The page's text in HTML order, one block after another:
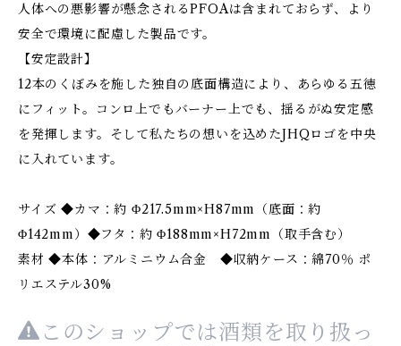
人体への悪影響が懸念されるPFOAは含まれておらず、より
安全で環境に配慮した製品です。
【安定設計】
12本のくぼみを施した独自の底面構造により、あらゆる五徳
にフィット。コンロ上でもバーナー上でも、揺るがぬ安定感
を発揮します。そして私たちの想いを込めたJHQロゴを中央
に入れています。
サイズ ◆カマ：約 Φ217.5mm×H87mm（底面：約
Φ142mm）◆フタ：約 Φ188mm×H72mm（取手含む）
素材 ◆本体：アルミニウム合金 ◆収納ケース：綿70％ ポ
リエステル30%
このショップでは酒類を取り扱っ